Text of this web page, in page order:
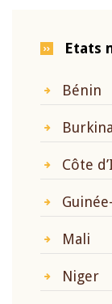
Etats
Bénin
Burkina
Côte
Mali
Niger